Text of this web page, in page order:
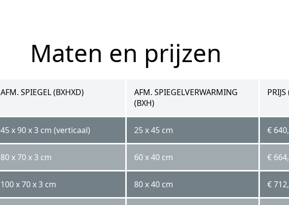
Maten en prijzen
AFM. SPIEGEL (BXHXD)
AFM. SPIEGELVERWARMING
(BXH)
45 x 90 x 3 cm (verticaal) 25 x 45 cm €
80 x 70 x 3 cm 60 x 40 cm €
100 x 70 x 3 cm 80 x 40 cm €